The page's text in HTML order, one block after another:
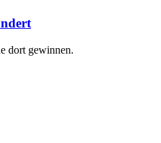
dort gewinnen.